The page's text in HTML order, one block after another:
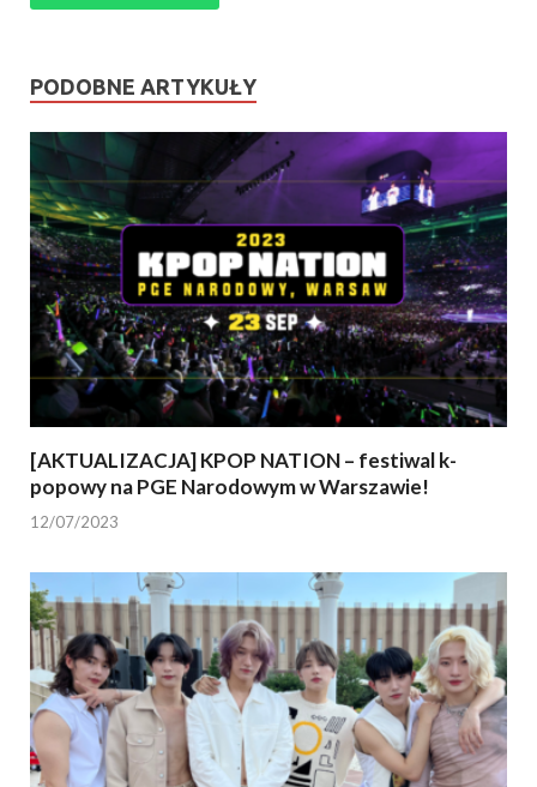
PODOBNE ARTYKUŁY
[AKTUALIZACJA] KPOP NATION – festiwal k-
popowy na PGE Narodowym w Warszawie!
12/07/2023